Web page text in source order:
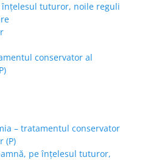
înțelesul tuturor, noile reguli
conservator al
– tratamentul conservator
(P)
pe înțelesul tuturor,